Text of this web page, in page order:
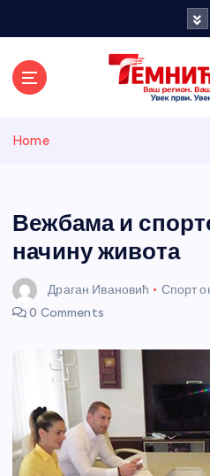
и
Home
Вежбама и
начину живота
Драган Ивановић Спорт
0 Comments